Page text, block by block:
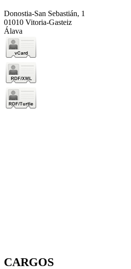
Donostia-San Sebastián, 1
01010 Vitoria-Gasteiz
Álava
CARGOS